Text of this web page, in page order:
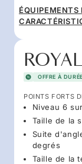
ÉQUIPEMENTS
OFFRE À
POINTS FORTS
Niveau 6
Taille de la
Suite
degrés
Taille de la